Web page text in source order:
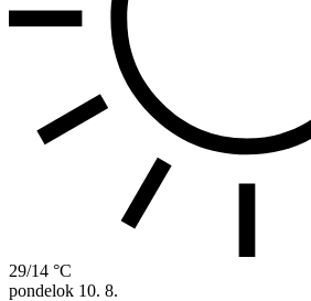
29/14 °C
pondelok 10. 8.